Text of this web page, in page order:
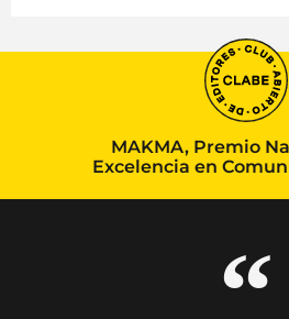
MAKMA, Premio
Excelencia en